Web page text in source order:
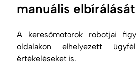
manuális
A keresőmotorok robotjai
oldalakon elhelyezett
értékeléseket is.